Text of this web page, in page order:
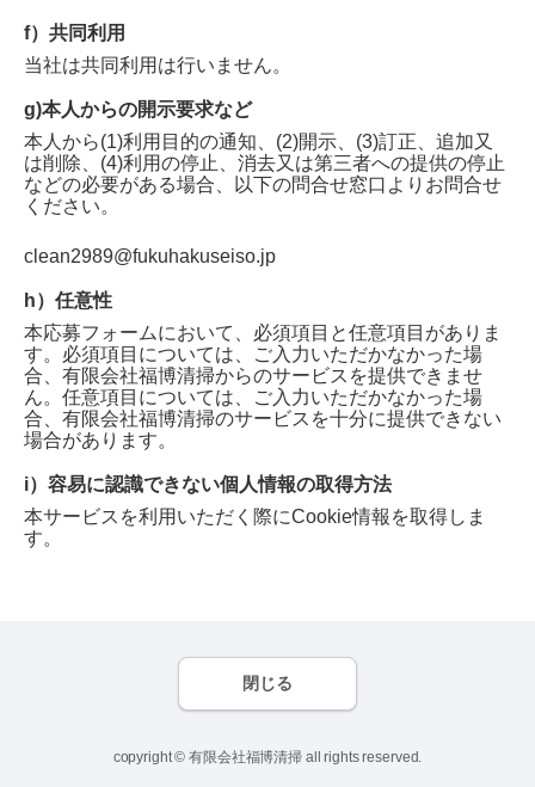
f）共同利用
当社は共同利用は行いません。
g)本人からの開示要求など
本人から(1)利用目的の通知、(2)開示、(3)訂正、追加又
は削除、(4)利用の停止、消去又は第三者への提供の停止
などの必要がある場合、以下の問合せ窓口よりお問合せ
ください。
clean2989@fukuhakuseiso.jp
h）任意性
本応募フォームにおいて、必須項目と任意項目がありま
す。必須項目については、ご入力いただかなかった場
合、 有限会社福博清掃からのサービスを提供できませ
ん。任意項目については、ご入力いただかなかった場
合、 有限会社福博清掃のサービスを十分に提供できない
場合があります。
i）容易に認識できない個人情報の取得方法
本サービスを利用いただく際にCookie情報を取得しま
す。
閉じる
copyright © 有限会社福博清掃 all rights reserved.